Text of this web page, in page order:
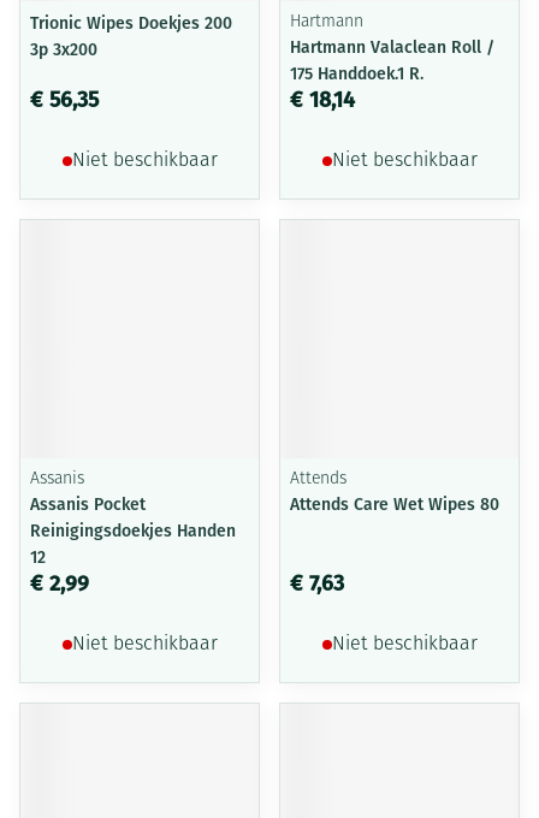
Trionic Wipes Doekjes 200
3p 3x200
€ 56,35
Niet beschikbaar
Hartmann
Hartmann Valaclean Roll /
175 Handdoek.1 R.
€ 18,14
Niet beschikbaar
Assanis
Assanis Pocket
Reinigingsdoekjes Handen
12
€ 2,99
Niet beschikbaar
Attends
Attends Care Wet Wipes 80
€ 7,63
Niet beschikbaar